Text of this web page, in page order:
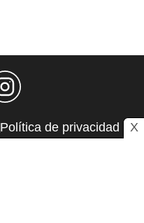
Política de privacidad
X